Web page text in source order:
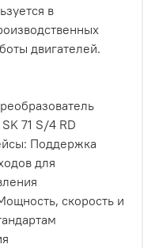
в
двигателей.
71 S/4 RD
Поддержка
для
скорость и